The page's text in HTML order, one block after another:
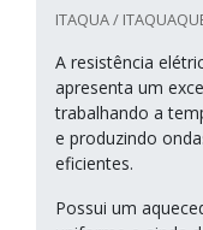
ITAQUA /
A resistência
apresenta um
trabalhando a
e produzindo
eficientes.
Possui um